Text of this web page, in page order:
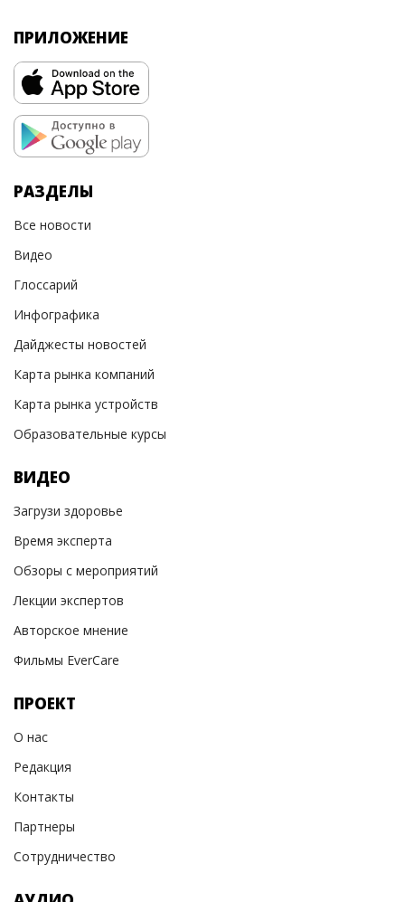
ПРИЛОЖЕНИЕ
РАЗДЕЛЫ
Все новости
Видео
Глоссарий
Инфографика
Дайджесты новостей
Карта рынка компаний
Карта рынка устройств
Образовательные курсы
ВИДЕО
Загрузи здоровье
Время эксперта
Обзоры с мероприятий
Лекции экспертов
Авторское мнение
Фильмы EverCare
ПРОЕКТ
О нас
Редакция
Контакты
Партнеры
Сотрудничество